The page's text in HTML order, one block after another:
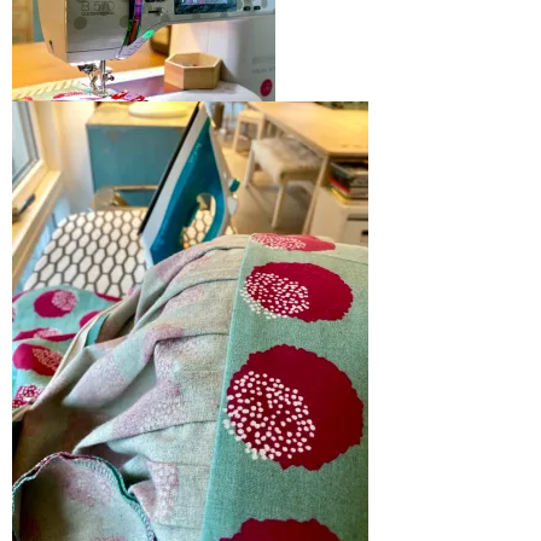
lommeposen og legg
sømmonnet på
samme måte. Fest,
klipp og sy resten av
sidesømmen
hendene kan stikkes ned
i en lomme!
Jeg liker godt når
linningen er bred –
denne måler 16 cm
inkl sømmonn Dvs
ferdig mål er 7 cm.
For at linningen skal
holde formen så har
jeg presset på en tynn
vlieseline
Sy fra siden der du ser foldene –
dette forhindrer at noen legger
seg feil når du syr
Sy til glidelåsen og fest uten at du syr